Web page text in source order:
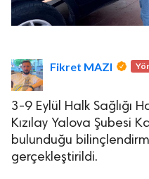
Asayiş
Fikret MAZI
3-9 Eylül Halk Sağlığı
Kızılay Yalova Şubesi
bulunduğu
gerçekleştirildi.